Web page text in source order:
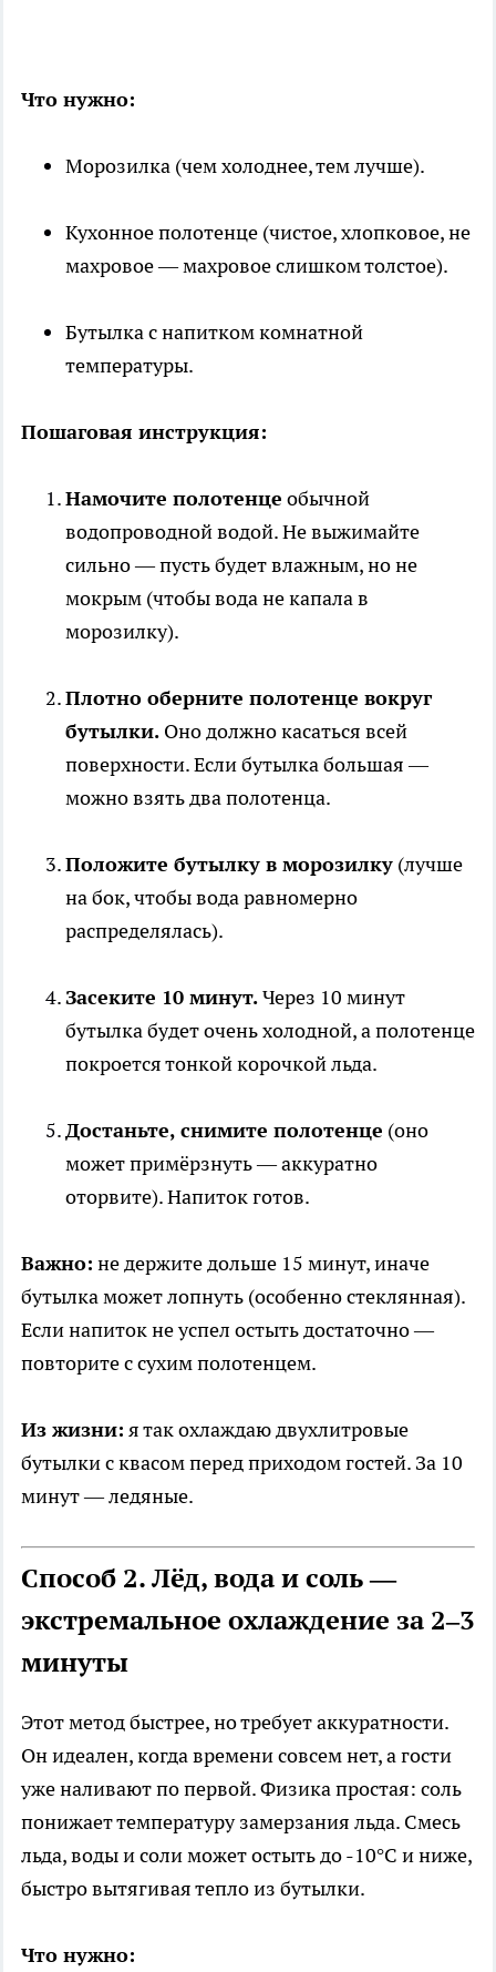
Что нужно:
Морозилка (чем холоднее, тем лучше).
Кухонное полотенце (чистое, хлопковое, не
махровое — махровое слишком толстое).
Бутылка с напитком комнатной
температуры.
Пошаговая инструкция:
Намочите полотенце обычной
водопроводной водой. Не выжимайте
сильно — пусть будет влажным, но не
мокрым (чтобы вода не капала в
морозилку).
Плотно оберните полотенце вокруг
бутылки. Оно должно касаться всей
поверхности. Если бутылка большая —
можно взять два полотенца.
Положите бутылку в морозилку (лучше
на бок, чтобы вода равномерно
распределялась).
Засеките 10 минут.Через 10 минут
бутылка будет очень холодной, а полотенце
покроется тонкой корочкой льда.
Достаньте, снимите полотенце (оно
может примёрзнуть — аккуратно
оторвите). Напиток готов.
Важно: не держите дольше 15 минут, иначе
бутылка может лопнуть (особенно стеклянная).
Если напиток не успел остыть достаточно —
повторите с сухим полотенцем.
Из жизни: я так охлаждаю двухлитровые
бутылки с квасом перед приходом гостей. За 10
минут — ледяные.
Способ 2. Лёд, вода и соль —
экстремальное охлаждение за 2–3
минуты
Этот метод быстрее, но требует аккуратности.
Он идеален, когда времени совсем нет, а гости
уже наливают по первой. Физика простая: соль
понижает температуру замерзания льда. Смесь
льда, воды и соли может остыть до -10°C и ниже,
быстро вытягивая тепло из бутылки.
Что нужно: